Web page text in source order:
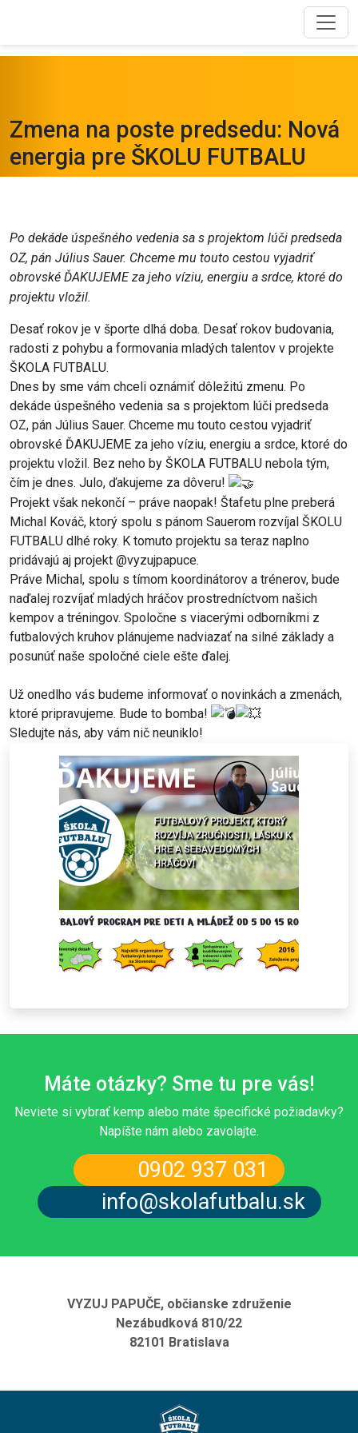
Zmena na poste predsedu: Nová
energia pre ŠKOLU FUTBALU
Po dekáde úspešného vedenia sa s projektom lúči predseda
OZ, pán Július Sauer. Chceme mu touto cestou vyjadriť
obrovské ĎAKUJEME za jeho víziu, energiu a srdce, ktoré do
projektu vložil.
Desať rokov je v športe dlhá doba. Desať rokov budovania,
radosti z pohybu a formovania mladých talentov v projekte
ŠKOLA FUTBALU.
Dnes by sme vám chceli oznámiť dôležitú zmenu. Po
dekáde úspešného vedenia sa s projektom lúči predseda
OZ, pán Július Sauer. Chceme mu touto cestou vyjadriť
obrovské ĎAKUJEME za jeho víziu, energiu a srdce, ktoré do
projektu vložil. Bez neho by ŠKOLA FUTBALU nebola tým,
čím je dnes. Julo, ďakujeme za dôveru!
Projekt však nekončí – práve naopak! Štafetu plne preberá
Michal Kováč, ktorý spolu s pánom Sauerom rozvíjal ŠKOLU
FUTBALU dlhé roky. K tomuto projektu sa teraz naplno
pridávajú aj projekt @vyzujpapuce.
Práve Michal, spolu s tímom koordinátorov a trénerov, bude
naďalej rozvíjať mladých hráčov prostredníctvom našich
kempov a tréningov. Spoločne s viacerými odborníkmi z
futbalových kruhov plánujeme nadviazať na silné základy a
posunúť naše spoločné ciele ešte ďalej.
Už onedlho vás budeme informovať o novinkách a zmenách,
ktoré pripravujeme. Bude to bomba!
Sledujte nás, aby vám nič neuniklo!
Máte otázky? Sme tu pre vás!
Neviete si vybrať kemp alebo máte špecifické požiadavky?
Napíšte nám alebo zavolajte.
0902 937 031
info@skolafutbalu.sk
VYZUJ PAPUČE, občianske združenie
Nezábudková 810/22
82101 Bratislava